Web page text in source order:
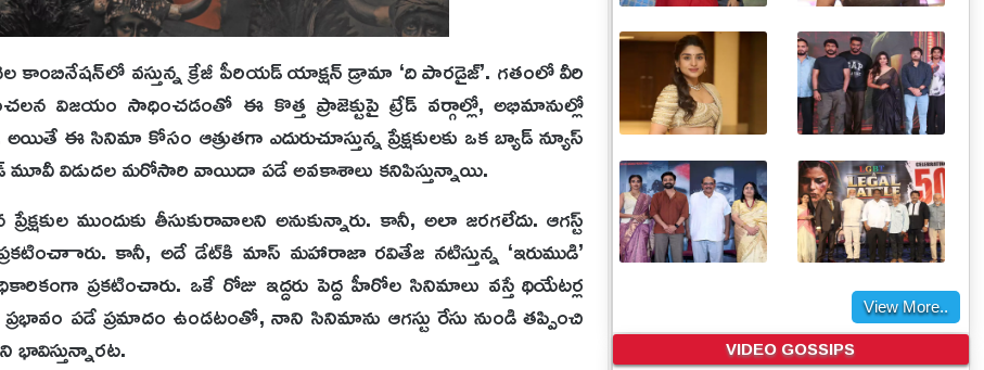
కాంబినేషన్‌లో వస్తున్న క్రేజీ పీరియడ్ యాక్షన్ డ్రామా ‘ది పారడైజ్’. గతంలో వీరి
విజయం సాధించడంతో ఈ కొత్త ప్రాజెక్టుపై ట్రేడ్ వర్గాల్లో, అభిమానుల్లో
ఈ సినిమా కోసం ఆత్రుతగా ఎదురుచూస్తున్న ప్రేక్షకులకు ఒక బ్యాడ్ న్యూస్
మూవీ విడుదల మరోసారి వాయిదా పడే అవకాశాలు కనిపిస్తున్నాయి.
ముందుకు తీసుకురావాలని అనుకున్నారు. కానీ, అలా జరగలేదు. ఆగస్ట్
కానీ, అదే డేట్‌కి మాస్ మహారాజా రవితేజ నటిస్తున్న ‘ఇరుముడి’
ప్రకటించారు. ఒకే రోజు ఇద్దరు పెద్ద హీరోల సినిమాలు వస్తే థియేటర్ల
పడే ప్రమాదం ఉండటంతో, నాని సినిమాను ఆగస్టు రేసు నుండి తప్పించి View More..
VIDEO GOSSIPS